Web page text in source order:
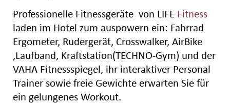
Professionelle Fitnessgeräte von LIFE Fitness
laden im Hotel zum auspowern ein: Fahrrad
Ergometer, Rudergerät, Crosswalker, AirBike
,Laufband, Kraftstation(TECHNO-Gym) und der
VAHA Fitnessspiegel, ihr interaktiver Personal
Trainer sowie freie Gewichte erwarten Sie für
ein gelungenes Workout.